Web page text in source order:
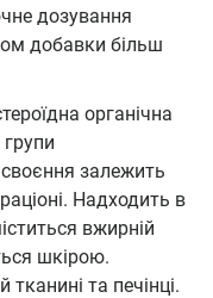
дозування
добавки більш
органічна
залежить
Надходить в
вжирній
шкірою.
та печінці.